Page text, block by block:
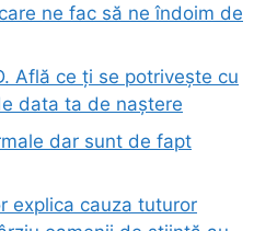
ne fac să ne îndoim de
Află ce ți se potrivește cu
data ta de naștere
dar sunt de fapt
explica cauza tuturor